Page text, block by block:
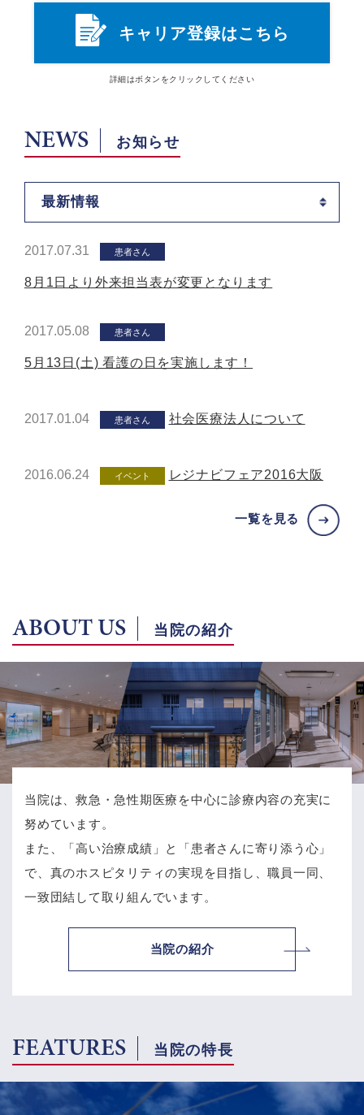
キャリア登録はこちら
詳細はボタン をクリックしてください
NEWS お知らせ
最新情報
2017.07.31 患者さん
8月1日より外来担当表が変更となります
2017.05.08 患者さん
5月13日(土) 看護の日を実施します！
2017.01.04 患者さん 社会医療法人について
2016.06.24 イベント レジナビフェア2016大阪
一覧を見る
ABOUT US 当院の紹介
当院は、救急・急性期医療を中心に診療内容の充実に
努めています。
また、「高い治療成績」と「患者さんに寄り添う心」
で、 真のホスピタリティの実現を目指し、職員一同、
一致団結して取り組んでいます。
当院の紹介
FEATURES 当院の特長